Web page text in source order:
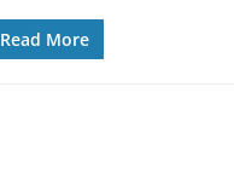
Read More